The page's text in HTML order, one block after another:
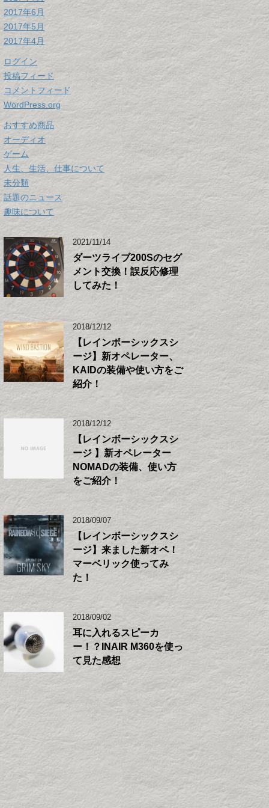
2017年6月
2017年5月
2017年4月
ログイン
投稿フィード
コメントフィード
WordPress.org
おすすめ商品
オーディオ
ゲーム
人生、生活、仕事について
未分類
話題のニュース
趣味について
2021/11/14
ダーツライブ200Sのセグ
メント交換！誤反応修理
してみた！
2018/12/12
【レインボーシックスシ
ージ】新オペレーター、
KAIDの装備や使い方をご
紹介！
2018/12/12
【レインボーシックスシ
ージ 】新オペレーター
NOMADの装備、使い方
をご紹介！
2018/09/07
【レインボーシックスシ
ージ】来ました新オペ！
マーベリック使ってみ
た！
2018/09/02
耳に入れるスピーカ
ー！？INAIR M360を使っ
て見た感想